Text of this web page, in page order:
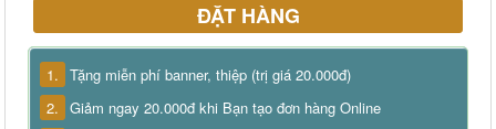
ĐẶT HÀNG
1. Tặng miễn phí banner, thiệp (trị giá 20.000đ)
2. Giảm ngay 20.000đ khi Bạn tạo đơn hàng Online